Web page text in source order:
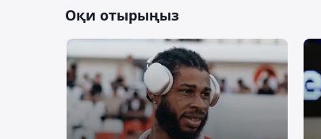
Оқи отырыңыз